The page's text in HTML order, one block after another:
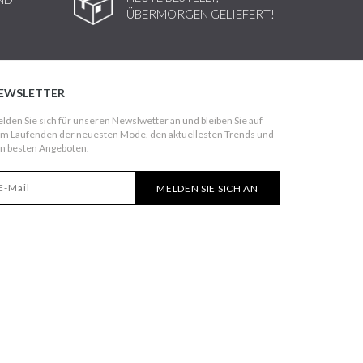
ÜBERMORGEN GELIEFERT!
Sie sich für unseren Newslwetter an und bleiben Sie auf
Laufenden der neuesten Mode, den aktuellesten Trends und
besten Angeboten.
MELDEN SIE SICH AN